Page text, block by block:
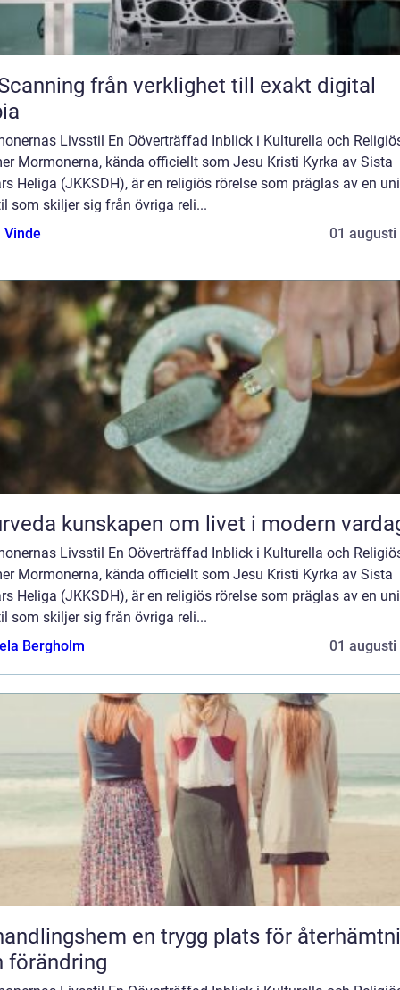
verklighet till exakt digital
Livsstil En Oöverträffad Inblick i Kulturella och
Mormonerna, kända officiellt som Jesu Kristi Kyrka av Sista
Heliga (JKKSDH), är en religiös rörelse som präglas av en
som skiljer sig från övriga reli...
Vinde
01 augusti
Ayurveda kunskapen om livet i modern
Livsstil En Oöverträffad Inblick i Kulturella och
Mormonerna, kända officiellt som Jesu Kristi Kyrka av Sista
Heliga (JKKSDH), är en religiös rörelse som präglas av en
som skiljer sig från övriga reli...
Bergholm
01 augusti
en trygg plats för återhämtning
förändring